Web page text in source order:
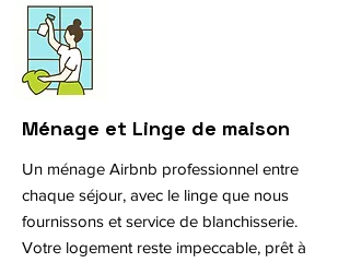
Ménage et Linge de maison
Un ménage Airbnb professionnel entre
chaque séjour, avec le linge que nous
fournissons et service de blanchisserie.
Votre logement reste impeccable, prêt à